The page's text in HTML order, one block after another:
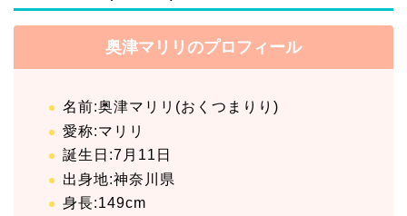
奥津マリリのプロフィール
名前:奥津マリリ(おくつまりり)
愛称:マリリ
誕生日:7月11日
出身地:神奈川県
身長:149cm